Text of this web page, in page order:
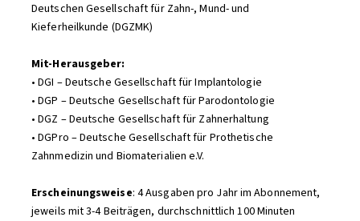
Deutschen Gesellschaft für Zahn-, Mund- und
Kieferheilkunde (DGZMK)
Mit-Herausgeber:
• DGI – Deutsche Gesellschaft für Implantologie
• DGP – Deutsche Gesellschaft für Parodontologie
• DGZ – Deutsche Gesellschaft für Zahnerhaltung
• DGPro – Deutsche Gesellschaft für Prothetische
Zahnmedizin und Biomaterialien e.V.
Erscheinungsweise: 4 Ausgaben pro Jahr im Abonnement,
jeweils mit 3-4 Beiträgen, durchschnittlich 100 Minuten